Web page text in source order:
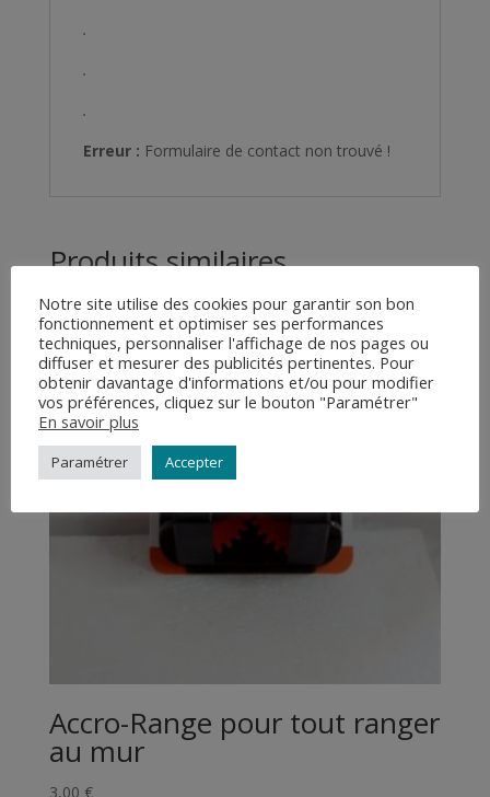
.
.
.
Erreur : Formulaire de contact non trouvé !
Produits similaires
Accro-Range pour tout ranger
au mur
3,00 €
Notre site utilise des cookies pour garantir son bon
fonctionnement et optimiser ses performances
techniques, personnaliser l'affichage de nos pages ou
diffuser et mesurer des publicités pertinentes. Pour
obtenir davantage d'informations et/ou pour modifier
vos préférences, cliquez sur le bouton "Paramétrer"
En savoir plus
Paramétrer Accepter